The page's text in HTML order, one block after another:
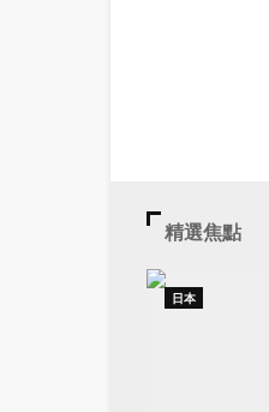
精選焦點
日本